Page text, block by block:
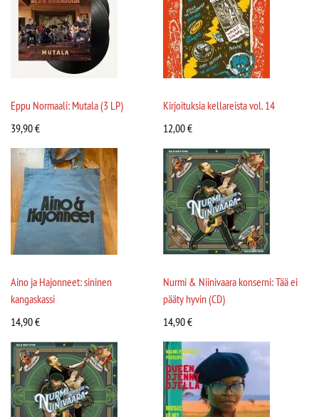
Eppu Normaali: Mutala (3 LP)
39,90€
Kirjoituksia kellareista vol. 14
12,00€
Aino ja Hajonneet: sininen
kangaskassi
14,90€
Nurmi & Niinivaara konserni: Tää ei
pääty hyvin (CD)
14,90€